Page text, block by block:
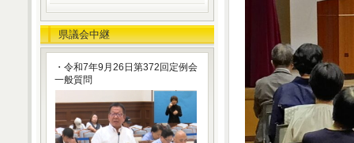
県議会中継
・令和7年9月26日第372回定例会
一般質問